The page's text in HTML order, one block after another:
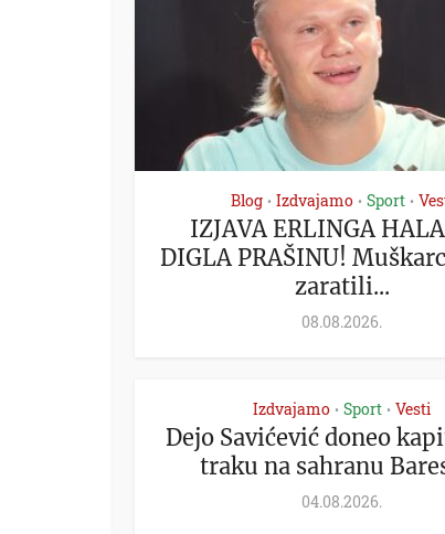
Blog • Izdvajamo • Sport •
IZJAVA ERLINGA
DIGLA PRAŠINU!
zaratili...
08.08.2026.
Izdvajamo • Sport • Vesti
Dejo Savićević doneo
traku na sahranu
04.08.2026.